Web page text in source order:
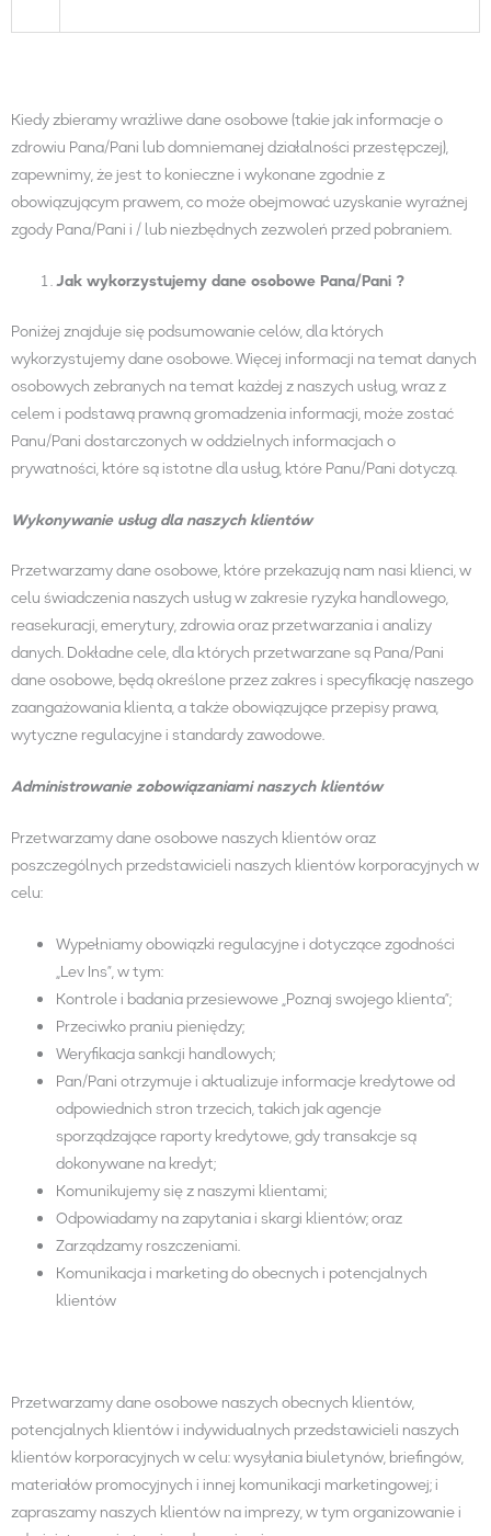
Kiedy zbieramy wrażliwe dane osobowe (takie jak informacje o
zdrowiu Pana/Pani lub domniemanej działalności przestępczej),
zapewnimy, że jest to konieczne i wykonane zgodnie z
obowiązującym prawem, co może obejmować uzyskanie wyraźnej
zgody Pana/Pani i / lub niezbędnych zezwoleń przed pobraniem.
Jak wykorzystujemy dane osobowe Pana/Pani ?
Poniżej znajduje się podsumowanie celów, dla których
wykorzystujemy dane osobowe. Więcej informacji na temat danych
osobowych zebranych na temat każdej z naszych usług, wraz z
celem i podstawą prawną gromadzenia informacji, może zostać
Panu/Pani dostarczonych w oddzielnych informacjach o
prywatności, które są istotne dla usług, które Panu/Pani dotyczą.
Wykonywanie usług dla naszych klientów
Przetwarzamy dane osobowe, które przekazują nam nasi klienci, w
celu świadczenia naszych usług w zakresie ryzyka handlowego,
reasekuracji, emerytury, zdrowia oraz przetwarzania i analizy
danych. Dokładne cele, dla których przetwarzane są Pana/Pani
dane osobowe, będą określone przez zakres i specyfikację naszego
zaangażowania klienta, a także obowiązujące przepisy prawa,
wytyczne regulacyjne i standardy zawodowe.
Administrowanie zobowiązaniami naszych klientów
Przetwarzamy dane osobowe naszych klientów oraz
poszczególnych przedstawicieli naszych klientów korporacyjnych w
celu:
Wypełniamy obowiązki regulacyjne i dotyczące zgodności
„Lev Ins”, w tym:
Kontrole i badania przesiewowe „Poznaj swojego klienta”;
Przeciwko praniu pieniędzy;
Weryfikacja sankcji handlowych;
Pan/Pani otrzymuje i aktualizuje informacje kredytowe od
odpowiednich stron trzecich, takich jak agencje
sporządzające raporty kredytowe, gdy transakcje są
dokonywane na kredyt;
Komunikujemy się z naszymi klientami;
Odpowiadamy na zapytania i skargi klientów; oraz
Zarządzamy roszczeniami.
Komunikacja i marketing do obecnych i potencjalnych
klientów
Przetwarzamy dane osobowe naszych obecnych klientów,
potencjalnych klientów i indywidualnych przedstawicieli naszych
klientów korporacyjnych w celu: wysyłania biuletynów, briefingów,
materiałów promocyjnych i innej komunikacji marketingowej; i
zapraszamy naszych klientów na imprezy, w tym organizowanie i